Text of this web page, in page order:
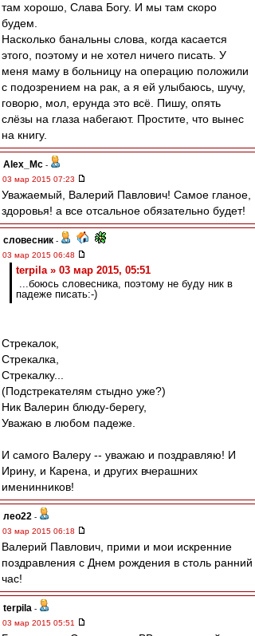
там хорошо, Слава Богу. И мы там скоро
будем.
Насколько банальны слова, когда касается
этого, поэтому и не хотел ничего писать. У
меня маму в больницу на операцию положили
с подозрением на рак, а я ей улыбаюсь, шучу,
говорю, мол, ерунда это всё. Пишу, опять
слёзы на глаза набегают. Простите, что вынес
на книгу.
Alex_Mc -
03 мар 2015 07:23
Уважаемый, Валерий Павлович! Самое гланое,
здоровья! а все отсальное обязательно будет!
словесник -
03 мар 2015 06:48
terpila » 03 мар 2015, 05:51
...боюсь словесника, поэтому не буду ник в
падеже писать:-)
Стрекалок,
Стрекалка,
Стрекалку...
(Подстрекателям стыдно уже?)
Ник Валерин блюду-берегу,
Уважаю в любом падеже.
И самого Валеру -- уважаю и поздравляю! И
Ирину, и Карена, и других вчерашних
именинников!
лео22 -
03 мар 2015 06:18
Валерий Павлович, прими и мои искренние
поздравления с Днем рождения в столь ранний
час!
terpila -
03 мар 2015 05:51